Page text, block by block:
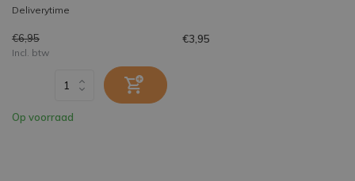
Deliverytime
€6,95 €3,95
Incl. btw
Op voorraad